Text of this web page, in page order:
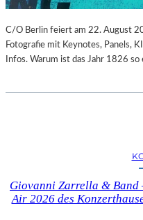
C/O Berlin feiert am 22. August
Fotografie mit Keynotes, Panels,
Infos. Warum ist das Jahr 1826
Giovanni Zarrella & Band
Air 2026 des